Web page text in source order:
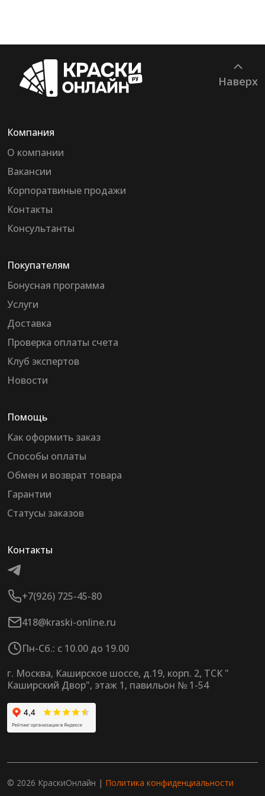
Наверх
Компания
О компании
Вакансии
Корпоратвиные продажи
Контакты
Консультанты
Покупателям
Бонусная программа
Услуги
Доставка
Проверка оплаты счета
Клуб экспертов
Новости
Помощь
Как оформить заказ
Способы оплаты
Обмен и возврат товара
Гарантии
Статусы заказов
Контакты
+7(926) 725-45-80
418@kraski-online.ru
Пн-Сб.: с 10.00 до 19.00
г. Москва, Каширское шоссе, д.19, корп. 2, ТСК "
Каширский Двор", этаж 1, павильон № 1-54
© 2026 КраскиОнлайн | Политика конфиденциальности